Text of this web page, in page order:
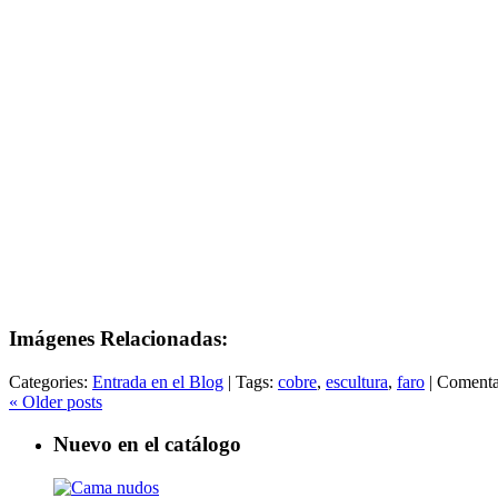
Imágenes Relacionadas:
Categories: Entrada en el Blog | Tags: cobre, escultura, faro |
« Older posts
Nuevo en el catálogo